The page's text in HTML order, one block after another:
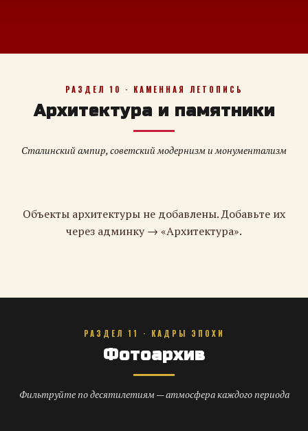
РАЗДЕЛ 10 · КАМЕННАЯ ЛЕТОПИСЬ
Архитектура и памятники
Сталинский ампир, советский модернизм и монументализм
Объекты архитектуры не добавлены. Добавьте их
через админку → «Архитектура».
РАЗДЕЛ 11 · КАДРЫ ЭПОХИ
Фотоархив
Фильтруйте по десятилетиям — атмосфера каждого периода